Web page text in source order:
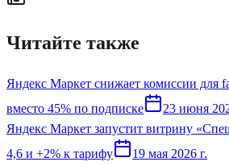
Читайте также
Яндекс Маркет снижает комиссии для
вместо 45% по подписке
23 июня
Яндекс Маркет запустит витрину
4,6 и +2% к тарифу
19 мая 2026 г.